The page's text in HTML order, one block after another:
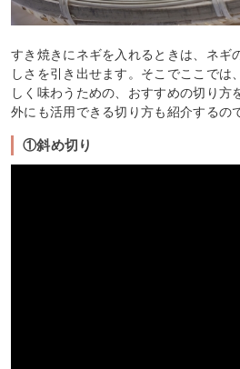
すき焼きにネギを入れるときは、ネギ
しさを引き出せます。そこでここでは
しく味わうための、おすすめの切り方
外にも活用できる切り方も紹介するの
①斜め切り